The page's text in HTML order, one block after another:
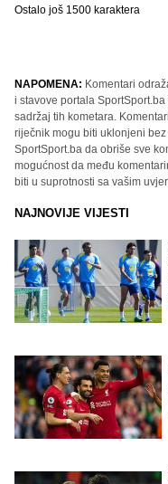
Ostalo još 1500 karaktera
NAPOMENA: Komentari
i stavove portala
sadržaj tih kometara.
riječnik mogu biti uklonjeni
SportSport.ba da obriše sve
mogućnost da među
biti u suprotnosti sa vašim
NAJNOVIJE VIJESTI